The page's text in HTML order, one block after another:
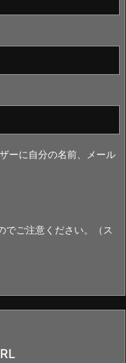
ーに自分の名前、メール
でご注意ください。（ス